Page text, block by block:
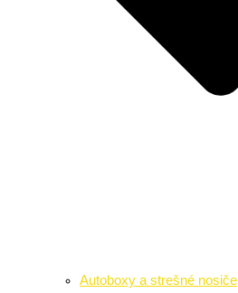
Autoboxy a strešné nosiče